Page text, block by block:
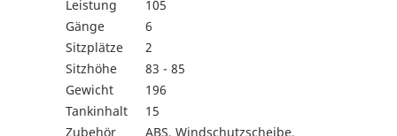
Leistung
105
Gänge
6
Sitzplätze
2
Sitzhöhe
83 - 85
Gewicht
196
Tankinhalt
15
Zubehör
ABS, Windschutzscheibe,